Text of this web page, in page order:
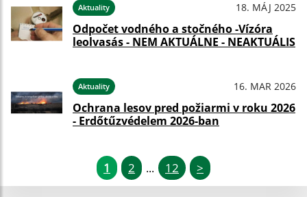
Aktuality 18. MÁJ 2025
Odpočet vodného a stočného -Vízóra
leolvasás - NEM AKTUÁLNE - NEAKTUÁLIS
Aktuality 16. MAR 2026
Ochrana lesov pred požiarmi v roku 2026
- Erdőtűzvédelem 2026-ban
1 2 ... 12 >